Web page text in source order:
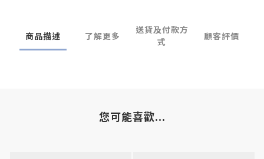
商品描述 了解更多
送貨及付款方
式
顧客評價
您可能喜歡...